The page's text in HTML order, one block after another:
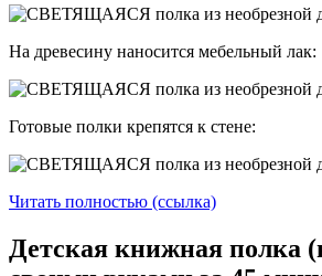
На древесину наносится мебельный лак:
Готовые полки крепятся к стене:
Читать полностью (ссылка)
Детская книжная полка